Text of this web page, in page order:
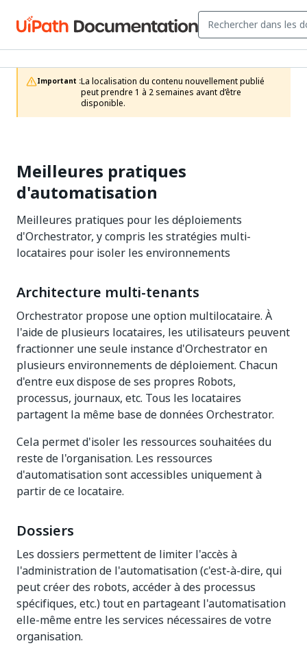
Important :La localisation du contenu nouvellement publié
peut prendre 1 à 2 semaines avant d’être
disponible.
Meilleures pratiques
d'automatisation
Meilleures pratiques pour les déploiements
d'Orchestrator, y compris les stratégies multi-
locataires pour isoler les environnements
Architecture multi-tenants
Orchestrator propose une option multilocataire. À
l'aide de plusieurs locataires, les utilisateurs peuvent
fractionner une seule instance d'Orchestrator en
plusieurs environnements de déploiement. Chacun
d'entre eux dispose de ses propres Robots,
processus, journaux, etc. Tous les locataires
partagent la même base de données Orchestrator.
Cela permet d'isoler les ressources souhaitées du
reste de l'organisation. Les ressources
d'automatisation sont accessibles uniquement à
partir de ce locataire.
Dossiers
Les dossiers permettent de limiter l'accès à
l'administration de l'automatisation (c'est-à-dire, qui
peut créer des robots, accéder à des processus
spécifiques, etc.) tout en partageant l'automatisation
elle-même entre les services nécessaires de votre
organisation.